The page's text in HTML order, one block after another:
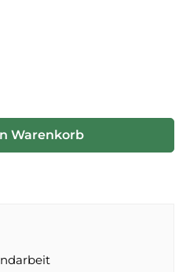
ein oder benutze die
Warenkorb